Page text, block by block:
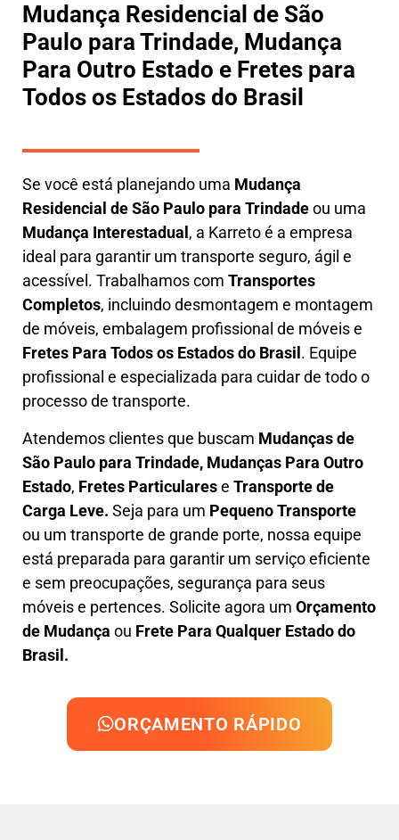
Mudança Residencial de São
Paulo para Trindade, Mudança
Para Outro Estado e Fretes para
Todos os Estados do Brasil
Se você está planejando uma Mudança
Residencial de São Paulo para Trindadeou uma
Mudança Interestadual , a Karretoé a empresa
ideal para garantir um transporte seguro, ágil e
acessível. Trabalhamos com Transportes
Completos, incluindodesmontagem e montagem
de móveis, embalagem profissional de móveis e
Fretes Para Todos os Estados do Brasil . Equipe
profissional e especializada para cuidar de todo o
processo de transporte.
Atendemos clientes que buscam Mudançasde
São Paulo para Trindade, Mudanças Para Outro
Estado, Fretes Particularese Transportede
Carga Leve. Seja para um Pequeno Transporte
ou um transporte de grande porte, nossa equipe
está preparada para garantir um serviço eficiente
e sem preocupações, segurança para seus
móveis e pertences. Solicite agora um Orçamento
de Mudança ou Frete Para Qualquer Estado do
Brasil.
ORÇAMENTO RÁPIDO